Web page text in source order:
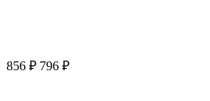
856 ₽ 796 ₽